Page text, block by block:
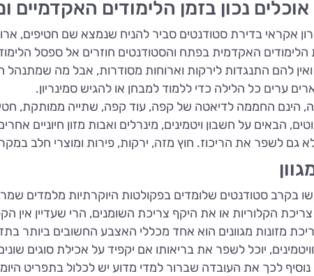
אוכלים נכון בזמן הלימודים
אקראי בדירת סטודנטים סביר להניח שנמצא שם חטיפים,
האקדמית בפתח והסטודנטים חוזרים אל ספסל
ואין להם התנגדות לירקות וארוחות מסודרות, אבל מה
ערים כל הלילה כדי ללמוד למבחן או להגיש סמינריון.
הינם החממה לדיאטה של קפה, עוד קפה, שתייה ממותקת,
הבאים על חשבון ויטמינים, מינרלים ואבות מזון חיוניים
גם לשפר את הריכוז. חוץ מזה, ירקות, פירות ומוצרי חלב
בקרב סטודנטים שלומדים בפקולטות היוקרתיות מלמדים
הקלוריות או את היקף צריכת השומנים, הרי שעדיין אין
מזונות מגוונים הוא אחד מכללי האצבע החשובים ביותר
יוכל לשפר את בריאותו אם יקפיד על אכילת סוגים
לכך את העובדה שברור למדי מדוע יש לכלול בתפריט